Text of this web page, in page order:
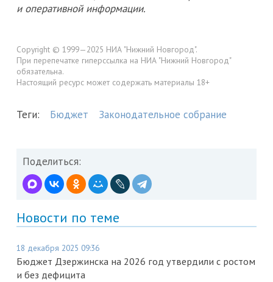
и оперативной информации.
Copyright © 1999—2025 НИА "Нижний Новгород".
При перепечатке гиперссылка на НИА "Нижний Новгород"
обязательна.
Настоящий ресурс может содержать материалы 18+
Теги: Бюджет Законодательное собрание
Поделиться:
Новости по теме
18 декабря 2025 09:36
Бюджет Дзержинска на 2026 год утвердили с ростом
и без дефицита